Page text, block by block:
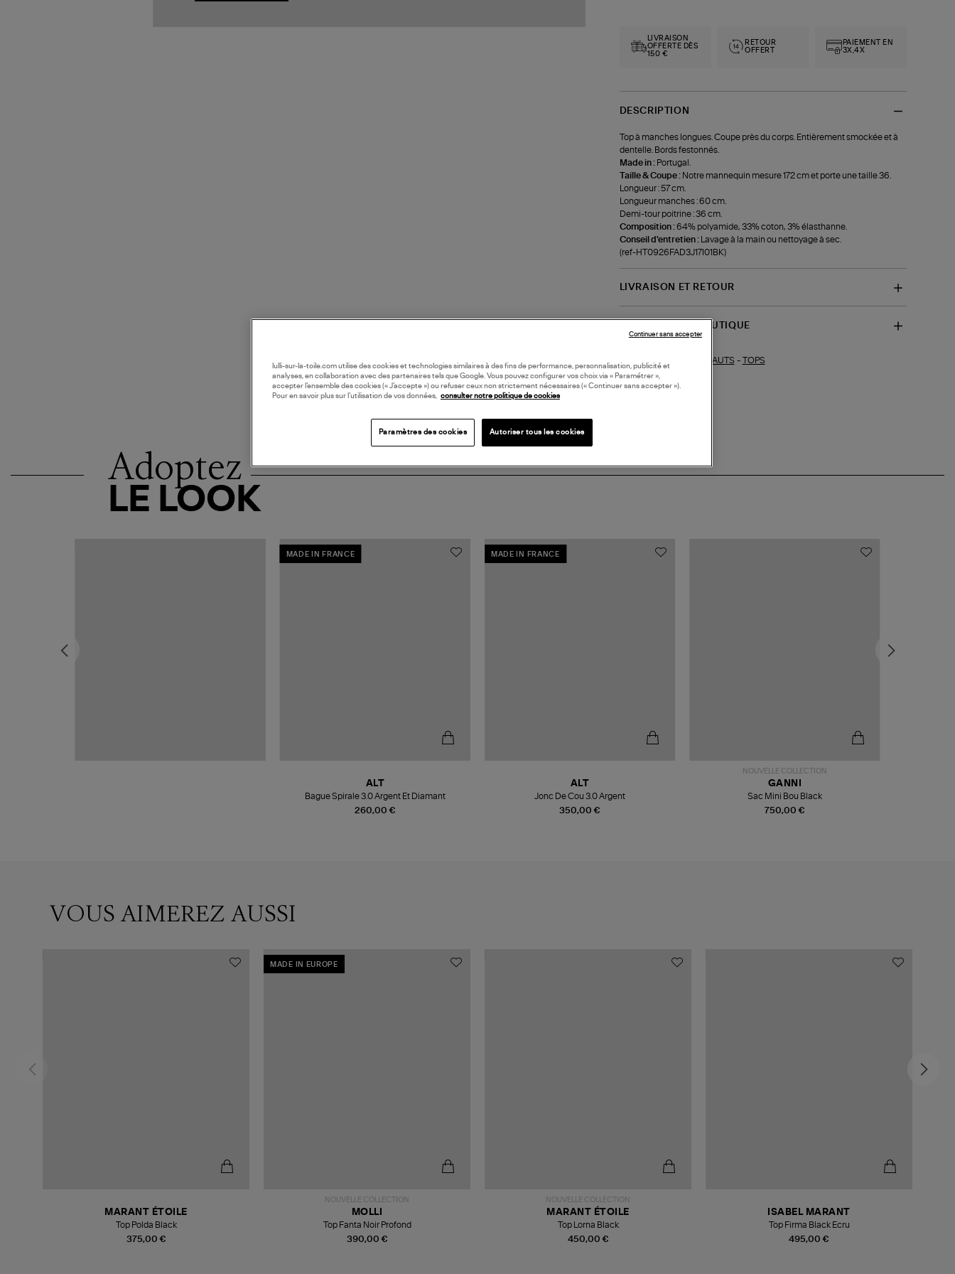
LIVRAISON
OFFERTE DÈS
150 €
RETOUR
OFFERT
PAIEMENT EN
3X,4X
DESCRIPTION
Top à manches longues. Coupe près du corps. Entièrement smockée et à
dentelle. Bords festonnés.
Made in : Portugal.
Taille & Coupe : Notre mannequin mesure 172 cm et porte une taille 36.
Longueur : 57 cm.
Longueur manches : 60 cm.
Demi-tour poitrine : 36 cm.
Composition :64% polyamide, 33% coton, 3% élasthanne.
Conseil d'entretien :
Lavage à la main ou nettoyage à sec.
(ref-HT0926FAD3J17I01BK)
LIVRAISON ET RETOUR
DISPONIBILITÉ BOUTIQUE
HAUTS - TOPS
Adoptez
LE LOOK
MADE IN FRANCE
260,00 €
ALT
Bague Spirale 3.0 Argent Et Diamant
MADE IN FRANCE
350,00 €
ALT
Jonc De Cou 3.0 Argent
NOUVELLE COLLECTION
750,00 €
GANNI
Sac Mini Bou Black
VOUS AIMEREZ AUSSI
375,00 €
MARANT ÉTOILE
Top Polda Black
MADE IN EUROPE
NOUVELLE COLLECTION
390,00 €
MOLLI
Top Fanta Noir Profond
NOUVELLE COLLECTION
450,00 €
MARANT ÉTOILE
Top Lorna Black
495,00 €
ISABEL MARANT
Top Firma Black Ecru
lulli-sur-la-toile.com utilise des cookies et technologies similaires à des fins de performance, personnalisation, publicité et
analyses, en collaboration avec des partenaires tels que Google. Vous pouvez configurer vos choix via « Paramétrer »,
accepter l’ensemble des cookies (« J’accepte ») ou refuser ceux non strictement nécessaires (« Continuer sans accepter »).
Pour en savoir plus sur l’utilisation de vos données, consulter notre politique de cookies
Paramètres des cookies Autoriser tous les cookies
Continuer sans accepter